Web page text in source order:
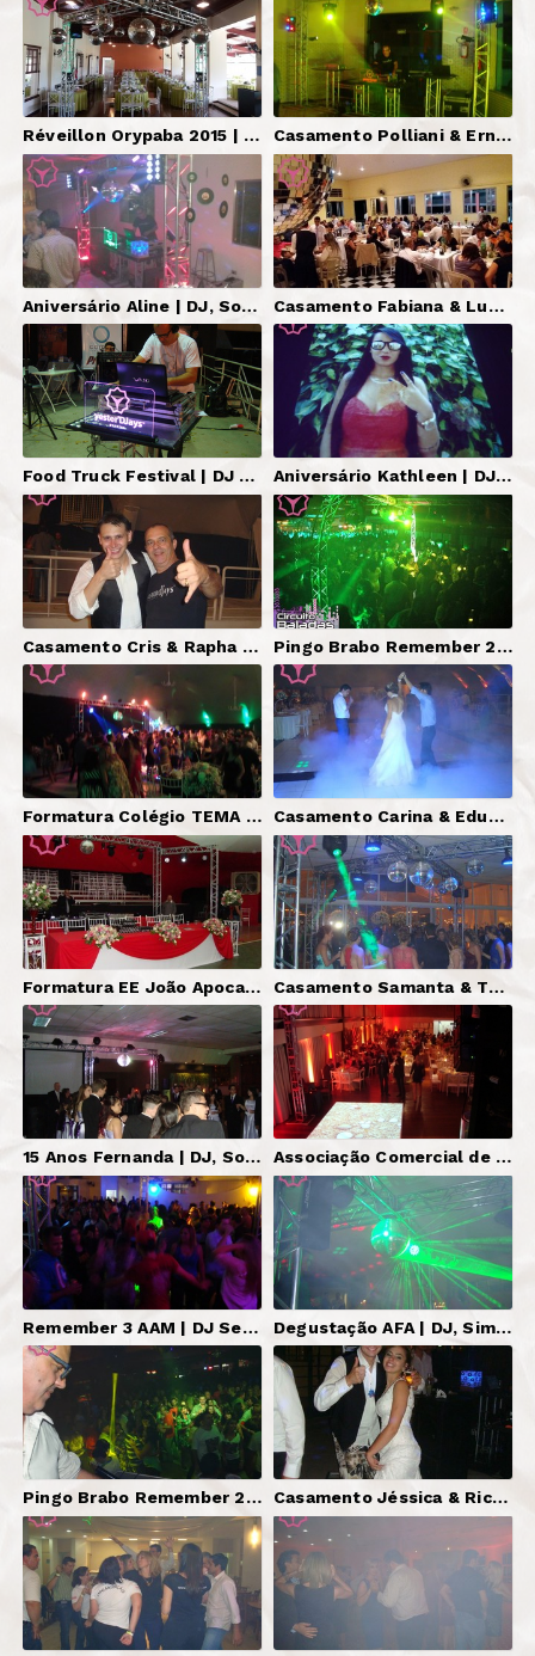
Réveillon Orypaba 2015 | Pìsta em X, Iluminação, Operador. Casamento Polliani & Ernesto | DJ, Som, Iluminação, Telão, Pista Quadriculada.
Aniversário Aline | DJ, Som, Iluminação, Telão, Pista Quadriculada. Casamento Fabiana & Luciano | DJ, Som, Iluminação, Telão.
Food Truck Festival | DJ Serginho Brazil. Aniversário Kathleen | DJ, Som, Iluminação, Piso Interativo, Iluminação Decorativa.
Casamento Cris & Rapha | DJ, Som, Iluminação, Telão. Pingo Brabo Remember 2015 | DJ Serginho Brazil, Telões.
Formatura Colégio TEMA | DJ, Som, Iluminação, Mestre de Cerimônias. Casamento Carina & Eduardo | DJ, Som, Iluminação.
Formatura EE João Apocalipse | DJs, Som, Iluminação, Mestre de Cerimônias. Casamento Samanta & Thiago | DJ, Som, Iluminação.
15 Anos Fernanda | DJ, Som, Iluminação, Telão, Mestre de Cerimônias. Associação Comercial de São Paulo | Piso Interativo
Remember 3 AAM | DJ Serginho Brazil. Degustação AFA | DJ, Sim, Iluminação, Piso Interativo.
Pingo Brabo Remember 2014 | DJ Serginho Brazil, Telão. Casamento Jéssica & Ricardo | DJ, Som, Iluminação, Telão, Som Igreja.